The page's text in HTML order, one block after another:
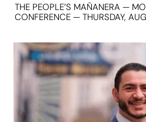
THE PEOPLE’S MAÑANERA —
CONFERENCE — THURSDAY,